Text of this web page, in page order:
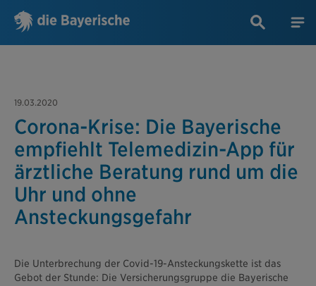
19.03.2020
Corona-Krise: Die Bayerische
empfiehlt Telemedizin-App für
ärztliche Beratung rund um die
Uhr und ohne
Ansteckungsgefahr
Die Unterbrechung der Covid-19-Ansteckungskette ist das
Gebot der Stunde: Die Versicherungsgruppe die Bayerische